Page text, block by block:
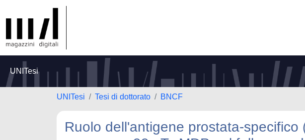
UNITesi
UNITesi Tesi di dottorato BNCF
Ruolo dell'antigene prostata-